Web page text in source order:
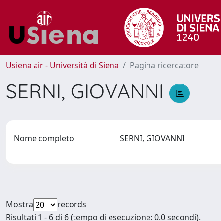
Usiena air - Università di Siena Pagina ricercatore
SERNI, GIOVANNI
Nome completo SERNI, GIOVANNI
Mostra
records
Risultati 1 - 6 di 6 (tempo di esecuzione: 0.0 secondi).